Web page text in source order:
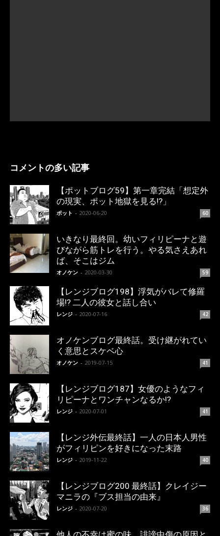
コメントの多い記事
【ポットブログ59】第一章完結「想定外
の現実、ポット地獄を見る!?」
ポット - 2020-06-20 60
いきなり最終回。幼いフィリピーナと遊
びながら筋トレを行う。やる気さえあれ
ば、そこはジム
オノケン - 2020-03-30 59
【レンジブログ198】浮気がバレて修羅
場!? 二人の彼女と話し合い
レンジ - 2020-07-16 42
オノケンブログ最終話。受け継がれてい
く意思とスケベ心
オノケン - 2019-07-15 41
【レンジブログ187】女優のようなフィ
リピーナとワンチャンなるか!?
レンジ - 2020-07-01 41
【レンジ外伝最終話】一人の日本人男性
がフィリピンを好きになった末路
レンジ - 2019-11-22 40
【レンジブログ200 最終話】クレイジー
マニラの『ブス担当の由来』
レンジ - 2020-07-20 36